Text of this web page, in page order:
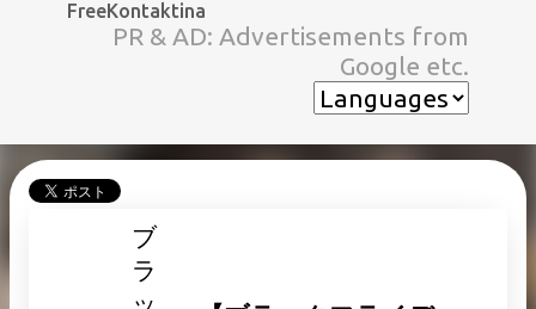
スキップしてメイン コンテンツに移動
FreeKontaktina
PR & AD: Advertisements from
Google etc.
ブ
ラ